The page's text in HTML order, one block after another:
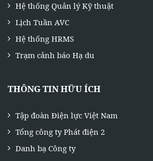
Hệ thống Quản lý Kỹ thuật
Lịch Tuần AVC
Hệ thống HRMS
Trạm cảnh báo Hạ du
THÔNG TIN HỮU ÍCH
Tập đoàn Điện lực Việt Nam
Tổng công ty Phát điện 2
Danh bạ Công ty